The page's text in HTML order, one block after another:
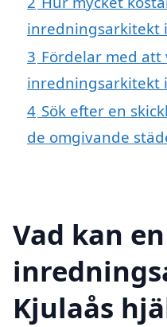
inredningsarkitekt
3 Fördelar med att
inredningsarkitekt
4 Sök efter en
de omgivande
Vad kan en
Kjulaås